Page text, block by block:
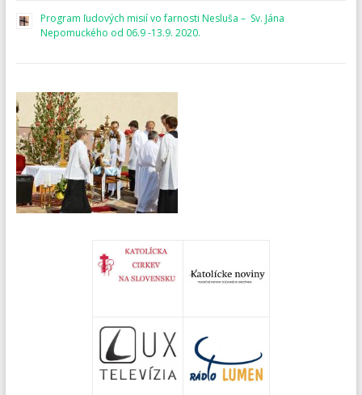
Program ľudových misií vo farnosti Nesluša – Sv. Jána
Nepomuckého od 06.9 -13.9. 2020.